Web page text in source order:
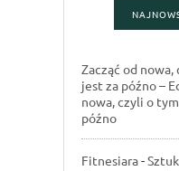
Zacząć od
jest za późno –
nowa, czyli o
późno
Fitnesiara-